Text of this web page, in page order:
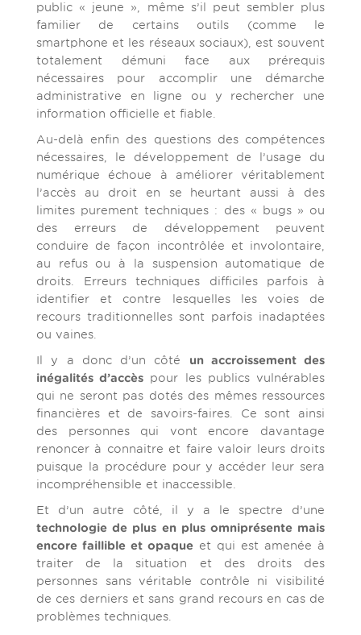
public « jeune », même s’il peut sembler plus
familier de certains outils (comme le
smartphone et les réseaux sociaux), est souvent
totalement démuni face aux prérequis
nécessaires pour accomplir une démarche
administrative en ligne ou y rechercher une
information officielle et fiable.
Au-delà enfin des questions des compétences
nécessaires, le développement de l’usage du
numérique échoue à améliorer véritablement
l’accès au droit en se heurtant aussi à des
limites purement techniques : des « bugs » ou
des erreurs de développement peuvent
conduire de façon incontrôlée et involontaire,
au refus ou à la suspension automatique de
droits. Erreurs techniques difficiles parfois à
identifier et contre lesquelles les voies de
recours traditionnelles sont parfois inadaptées
ou vaines.
Il y a donc d’un côté un accroissement des
inégalités d’accès pour les publics vulnérables
qui ne seront pas dotés des mêmes ressources
financières et de savoirs-faires. Ce sont ainsi
des personnes qui vont encore davantage
renoncer à connaitre et faire valoir leurs droits
puisque la procédure pour y accéder leur sera
incompréhensible et inaccessible.
Et d’un autre côté, il y a le spectre d’une
technologie de plus en plus omniprésente mais
encore faillible et opaque et qui est amenée à
traiter de la situation et des droits des
personnes sans véritable contrôle ni visibilité
de ces derniers et sans grand recours en cas de
problèmes techniques.